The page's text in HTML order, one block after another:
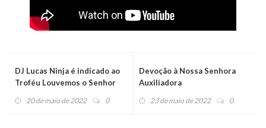
DJ Lucas Ninja é indicado ao
Troféu Louvemos o Senhor
20 de maio de 2022 0
Devoção à Nossa Senhora
Auxiliadora
23 de maio de 2022 0